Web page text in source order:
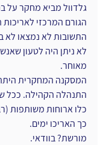
גלדוול מביא מחקר על
הגורם המרכזי
התשובות לא נמצאו לא
לא ניתן היה לטעון
מאוחר.
המסקנה המחקרית
התנהלה הקהילה. ככל
כלו ארוחות משותפות
כך האריכו ימים.
מורשת? בוודאי.